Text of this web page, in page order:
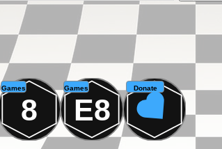
Games
8
Games
E8
Donate